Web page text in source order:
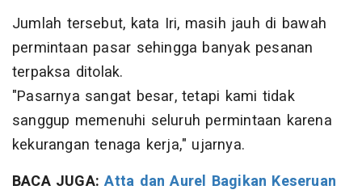
Jumlah tersebut, kata Iri, masih jauh di bawah
permintaan pasar sehingga banyak pesanan
terpaksa ditolak.
"Pasarnya sangat besar, tetapi kami tidak
sanggup memenuhi seluruh permintaan karena
kekurangan tenaga kerja," ujarnya.
BACA JUGA: Atta dan Aurel Bagikan Keseruan